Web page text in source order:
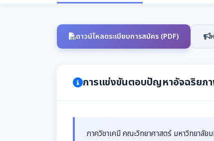
ดาวน์โหลดระเบียบการสมัคร (PDF)
การแข่งขันตอบปัญหาอัจฉริยภ
ภาควิชาเคมี คณะวิทยาศาสตร์ มหาวิทยาลัย